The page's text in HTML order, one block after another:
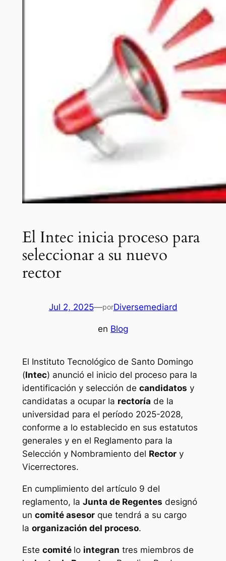
El Intec inicia proceso para
seleccionar a su nuevo
rector
Jul 2, 2025—porDiversemediard
en Blog
El Instituto Tecnológico de Santo Domingo
(Intec) anunció el inicio del proceso para la
identificación y selección de candidatos y
candidatas a ocupar la rectoría de la
universidad para el período 2025-2028,
conforme a lo establecido en sus estatutos
generales y en el Reglamento para la
Selección y Nombramiento del Rectory
Vicerrectores.
En cumplimiento del artículo 9 del
reglamento, la Junta de Regentes designó
un comité asesorque tendrá a su cargo
la organización del proceso.
Este comité lo integran tres miembros de